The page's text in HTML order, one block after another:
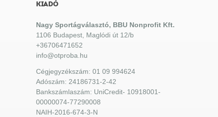
KIADÓ
Nagy Sportágválasztó, BBU Nonprofit Kft.
1106 Budapest, Maglódi út 12/b
+36706471652
info@otproba.hu
Cégjegyzékszám: 01 09 994624
Adószám: 24186731-2-42
Bankszámlaszám: UniCredit- 10918001-
00000074-77290008
NAIH-2016-674-3-N